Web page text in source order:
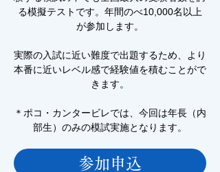
る模擬テストです。年間のべ10,000名以上
が参加します。
実際の入試に近い難度で出題するため、より
本番に近いレベル感で経験値を積むことがで
きます。
＊ポコ・カンタービレでは、今回は年長（内
部生）のみの模試実施となります。
参加申込